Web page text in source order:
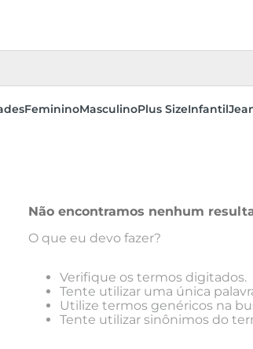
FemininoMasculinoPlus SizeInfantil
Não encontramos nenhum
O que eu devo fazer?
Verifique os termos digitados.
Tente utilizar uma única
Utilize termos genéricos na
Tente utilizar sinônimos do